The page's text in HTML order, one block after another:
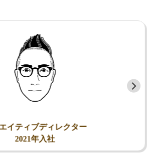
イティブディレクター
2021年入社